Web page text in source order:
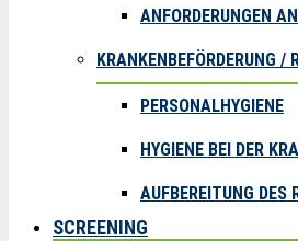
ANFORDERUNGEN
KRANKENBEFÖRDERUNG /
PERSONALHYGIENE
HYGIENE BEI DER
AUFBEREITUNG
SCREENING